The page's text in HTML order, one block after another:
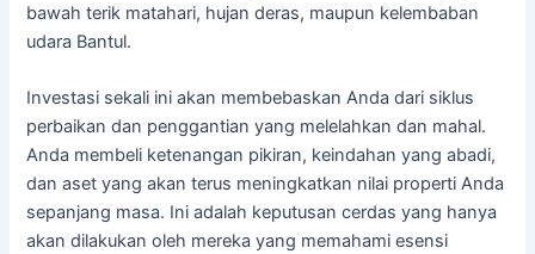
bawah terik matahari, hujan deras, maupun kelembaban
udara Bantul.
Investasi sekali ini akan membebaskan Anda dari siklus
perbaikan dan penggantian yang melelahkan dan mahal.
Anda membeli ketenangan pikiran, keindahan yang abadi,
dan aset yang akan terus meningkatkan nilai properti Anda
sepanjang masa. Ini adalah keputusan cerdas yang hanya
akan dilakukan oleh mereka yang memahami esensi